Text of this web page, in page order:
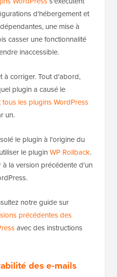
n'oubliez pas de cliquer
les paramètres ».
avec succès les
à jour automatique de
les mises à jour
problème
d'hébergement et
une mise à
casser une fonctionnalité
inaccessible.
corriger. Tout d'abord,
plugin a causé le
les plugins WordPress
le plugin à l'origine du